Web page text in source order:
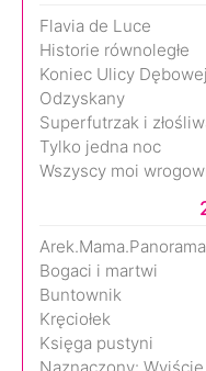
Flavia de Luce
Historie równoległe
Koniec Ulicy Dębowej
Odzyskany
Superfutrzak i
Tylko jedna noc
Wszyscy moi
Arek.Mama.Panorama
Bogaci i martwi
Buntownik
Kręciołek
Księga pustyni